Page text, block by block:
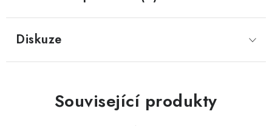
Diskuze
Související produkty